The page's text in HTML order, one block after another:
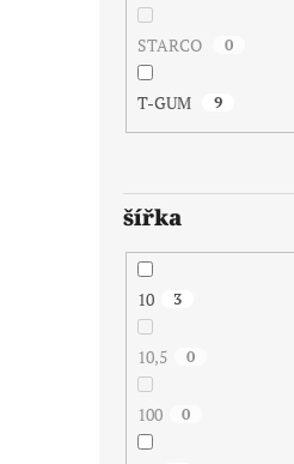
STARCO 0
T-GUM 9
šířka
10 3
10,5 0
100 0